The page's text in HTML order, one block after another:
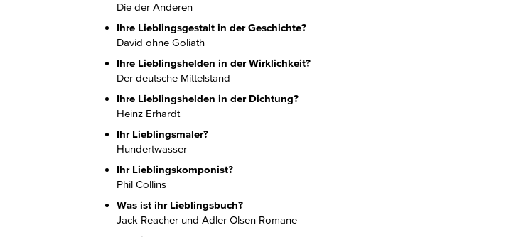
Die der Anderen
Ihre Lieblingsgestalt in der Geschichte?
David ohne Goliath
Ihre Lieblingshelden in der Wirklichkeit?
Der deutsche Mittelstand
Ihre Lieblingshelden in der Dichtung?
Heinz Erhardt
Ihr Lieblingsmaler?
Hundertwasser
Ihr Lieblingskomponist?
Phil Collins
Was ist ihr Lieblingsbuch?
Jack Reacher und Adler Olsen Romane